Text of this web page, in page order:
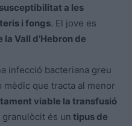
a les
i fongs. El jove es
la Vall d’Hebron de
infecció bacteriana greu
mèdic que tracta al menor
viable la transfusió
granulòcit és un tipus de